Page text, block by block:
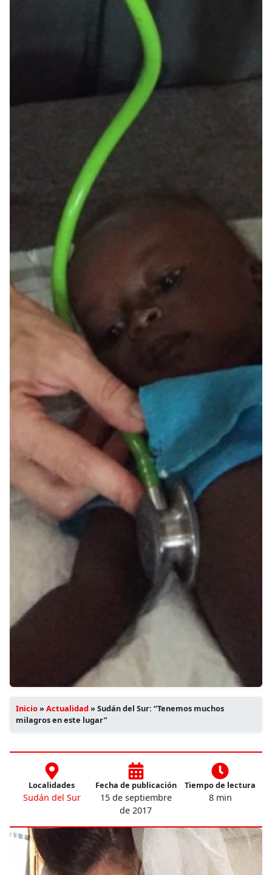
Inicio»Actualidad»Sudán del Sur: “Tenemos muchos
milagros en este lugar”
Localidades
Sudán del Sur
Fecha de publicación
15 de septiembre
de 2017
Tiempo de lectura
8 min